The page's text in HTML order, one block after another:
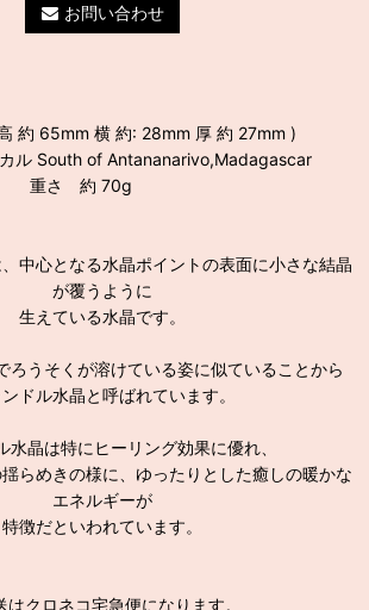
お問い合わせ
約 65mm 横 約: 28mm 厚 約 27mm )
ル South of Antananarivo,Madagascar
重さ 約 70g
中心となる水晶ポイントの表面に小さな結晶
が覆うように
生えている水晶です。
ろうそくが溶けている姿に似ていることから
ドル水晶と呼ばれています。
水晶は特にヒーリング効果に優れ、
らめきの様に、ゆったりとした癒しの暖かな
エネルギーが
特徴だといわれています。
はクロネコ宅急便になります。